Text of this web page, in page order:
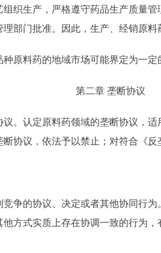
织生产，严格遵守药品生产质量
部门批准。因此，生产、经销原
料药的地域市场可能界定为一定
第二章 垄断协议
认定原料药领域的垄断协议，适
协议，依法予以禁止；对符合《
的协议、决定或者其他协同行为
方式实质上存在协调一致的行为